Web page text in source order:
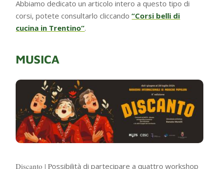
Abbiamo dedicato un articolo intero a questo tipo di
corsi, potete consultarlo cliccando“Corsi belli di
cucina in Trentino”.
MUSICA
Discanto | Possibilità di partecipare a quattro workshop